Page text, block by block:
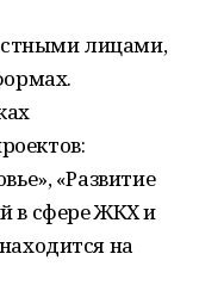
лицами,
«Развитие
в сфере ЖКХ и
на